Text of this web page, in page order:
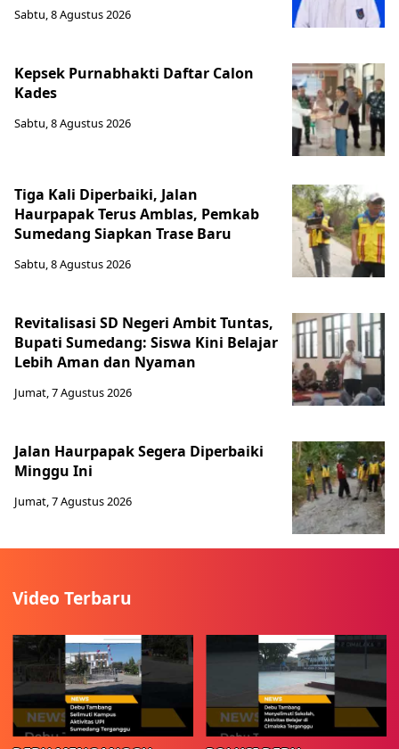
Sabtu, 8 Agustus 2026
Kepsek Purnabhakti Daftar Calon
Kades
Sabtu, 8 Agustus 2026
Tiga Kali Diperbaiki, Jalan
Haurpapak Terus Amblas, Pemkab
Sumedang Siapkan Trase Baru
Sabtu, 8 Agustus 2026
Revitalisasi SD Negeri Ambit Tuntas,
Bupati Sumedang: Siswa Kini Belajar
Lebih Aman dan Nyaman
Jumat, 7 Agustus 2026
Jalan Haurpapak Segera Diperbaiki
Minggu Ini
Jumat, 7 Agustus 2026
Video Terbaru